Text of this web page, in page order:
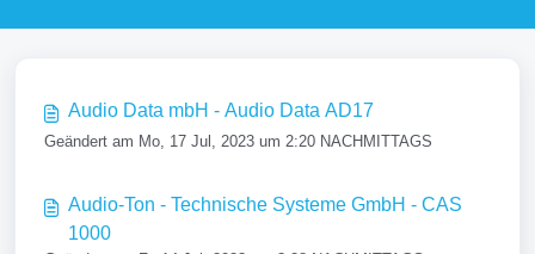
Audio Data mbH - Audio Data AD17
Geändert am Mo, 17 Jul, 2023 um 2:20 NACHMITTAGS
Audio-Ton - Technische Systeme GmbH - CAS
1000